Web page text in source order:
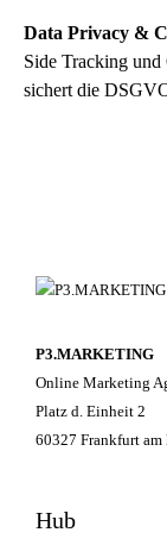
Data Privacy &
Side Tracking
sichert die
P3.MARKETING
Online Marketing
Platz d. Einheit 2
60327 Frankfurt
Hub